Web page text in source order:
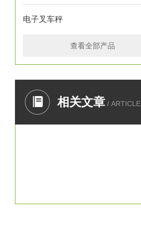
电子叉车秤
查看全部产品
相关文章 / ARTICLE